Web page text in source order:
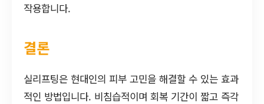
작용합니다.
결론
실리프팅은 현대인의 피부 고민을 해결할 수 있는 효과
적인 방법입니다. 비침습적이며 회복 기간이 짧고 즉각